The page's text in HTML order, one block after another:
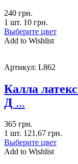
240 грн.
1 шт. 10 грн.
Выберите цвет
Add to Wishlist
Артикул: L862
Калла
Д ...
365 грн.
1 шт. 121.67 грн.
Выберите цвет
Add to Wishlist